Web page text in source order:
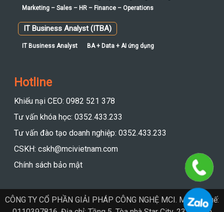
Marketing – Sales – HR – Finance – Operations
IT Business Analyst (ITBA)
IT Business Analyst BA + Data + AI ứng dụng
Hotline
Khiếu nại CEO: 0982 521 378
Tư vấn khóa học: 0352.433.233
Tư vấn đào tạo doanh nghiệp: 0352.433.233
CSKH: cskh@mcivietnam.com
Chính sách bảo mật
CÔNG TY CỔ PHẦN GIẢI PHÁP CÔNG NGHỆ MCI. Mã số thuế: